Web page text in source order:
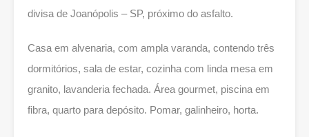
divisa de Joanópolis – SP, próximo do asfalto.
Casa em alvenaria, com ampla varanda, contendo três
dormitórios, sala de estar, cozinha com linda mesa em
granito, lavanderia fechada. Área gourmet, piscina em
fibra, quarto para depósito. Pomar, galinheiro, horta.